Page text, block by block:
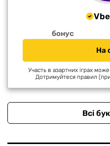
бонус
На
Участь в азартних іграх
Дотримуйтеся правил
Всі